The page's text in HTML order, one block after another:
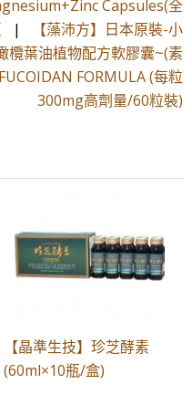
Capsules(全
|
【藻沛方】日本原裝-小
欖葉油植物配方軟膠囊~(素
FORMULA (每粒
300mg高劑量/60粒裝)
【晶準生技】珍芝酵素
(60ml×10瓶/盒)